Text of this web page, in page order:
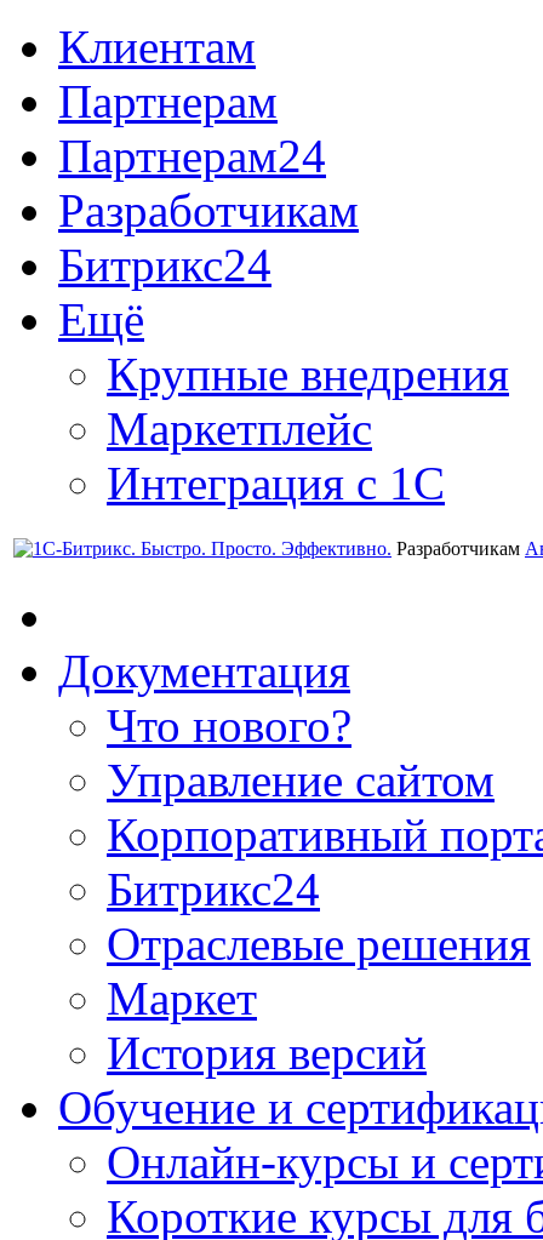
Клиентам
Партнерам
Партнерам24
Разработчикам
Битрикс24
Ещё
Крупные внедрения
Маркетплейс
Интеграция с 1С
Разработчикам
Документация
Что нового?
Управление сайтом
Корпоративный
Битрикс24
Отраслевые решения
Маркет
История версий
Обучение и
Онлайн-курсы и
Короткие курсы для